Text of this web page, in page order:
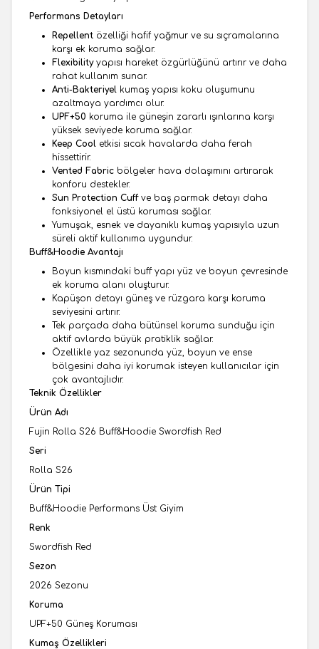
Performans Detayları
Repellent özelliği hafif yağmur ve su sıçramalarına
karşı ek koruma sağlar.
Flexibilityyapısı hareket özgürlüğünü artırır ve daha
rahat kullanım sunar.
Anti-Bakteriyel kumaş yapısı koku oluşumunu
azaltmaya yardımcı olur.
UPF+50 koruma ile güneşin zararlı ışınlarına karşı
yüksek seviyede koruma sağlar.
Keep Cool etkisi sıcak havalarda daha ferah
hissettirir.
Vented Fabric bölgeler hava dolaşımını artırarak
konforu destekler.
Sun Protection Cuffve baş parmak detayı daha
fonksiyonel el üstü koruması sağlar.
Yumuşak, esnek ve dayanıklı kumaş yapısıyla uzun
süreli aktif kullanıma uygundur.
Buff&Hoodie Avantajı
Boyun kısmındaki buff yapı yüz ve boyun çevresinde
ek koruma alanı oluşturur.
Kapüşon detayı güneş ve rüzgara karşı koruma
seviyesini artırır.
Tek parçada daha bütünsel koruma sunduğu için
aktif avlarda büyük pratiklik sağlar.
Özellikle yaz sezonunda yüz, boyun ve ense
bölgesini daha iyi korumak isteyen kullanıcılar için
çok avantajlıdır.
Teknik Özellikler
Ürün Adı
Fujin Rolla S26 Buff&Hoodie Swordfish Red
Seri
Rolla S26
Ürün Tipi
Buff&Hoodie Performans Üst Giyim
Renk
Swordfish Red
Sezon
2026 Sezonu
Koruma
UPF+50 Güneş Koruması
Kumaş Özellikleri